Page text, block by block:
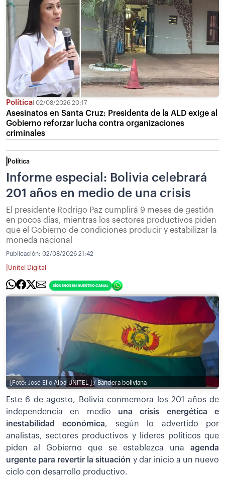
Política 02/08/2026 20:17
Asesinatos en Santa Cruz: Presidenta de la ALD exige al
Gobierno reforzar lucha contra organizaciones
criminales
Política
Informe especial: Bolivia celebrará
201 años en medio de una crisis
El presidente Rodrigo Paz cumplirá 9 meses de gestión
en pocos días, mientras los sectores productivos piden
que el Gobierno de condiciones producir y estabilizar la
moneda nacional
Publicación: 02/08/2026 21:42
Unitel Digital
[Foto: José Elio Alba-UNITEL ] / Bandera boliviana
Este 6 de agosto, Bolivia conmemora los 201 años de
independencia en medio una crisis energética e
inestabilidad económica, según lo advertido por
analistas, sectores productivos y líderes políticos que
piden al Gobierno que se establezca una agenda
urgente para revertir la situación y dar inicio a un nuevo
ciclo con desarrollo productivo.